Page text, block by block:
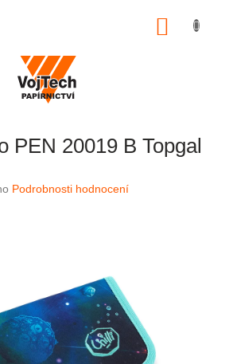
PEN 20019 B Topgal
produktu je 0,0 z 5 hvězdiček.
Podrobnosti hodnocení